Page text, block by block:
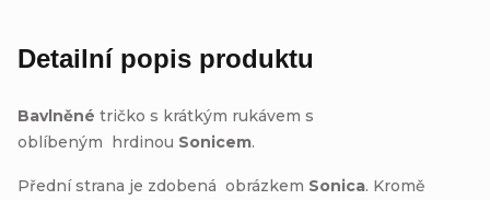
Detailní popis produktu
Bavlněné tričko s krátkým rukávem s
oblíbeným hrdinou Sonicem.
Přední strana je zdobená obrázkem Sonica. Kromě